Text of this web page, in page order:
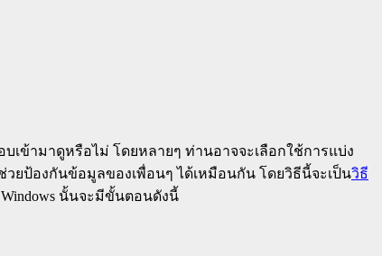
ข้ามาดูหรือไม่ โดยหลายๆ ท่านอาจจะเลือกใช้การแบ่ง
ยป้องกันข้อมูลของเพื่อนๆ ได้เหมือนกัน โดยวิธีนี้จะเป็นวิธี
Windows นั้นจะมีขั้นตอนดังนี้